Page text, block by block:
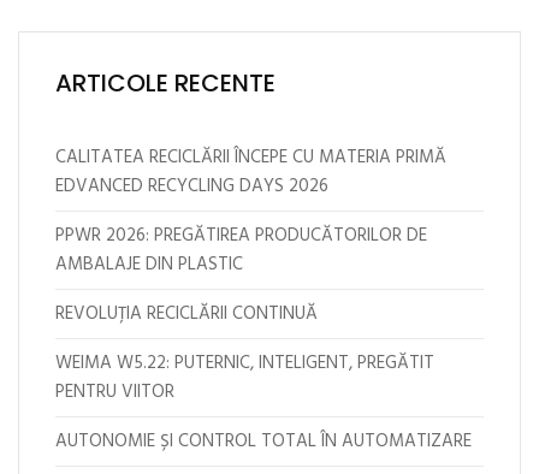
ARTICOLE RECENTE
CALITATEA RECICLĂRII ÎNCEPE CU MATERIA PRIMĂ
EDVANCED RECYCLING DAYS 2026
PPWR 2026: PREGĂTIREA PRODUCĂTORILOR DE
AMBALAJE DIN PLASTIC
REVOLUȚIA RECICLĂRII CONTINUĂ
WEIMA W5.22: PUTERNIC, INTELIGENT, PREGĂTIT
PENTRU VIITOR
AUTONOMIE ȘI CONTROL TOTAL ÎN AUTOMATIZARE